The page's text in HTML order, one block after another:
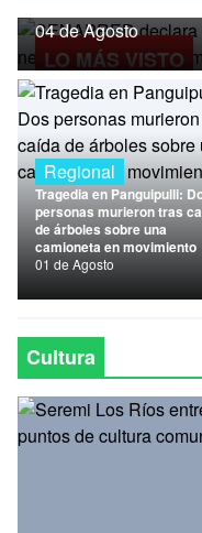
Inicio
Cultura
Deportes
Economía
Entrevistas
Nacional
Política
Regional
LO MÁS VISTO
04 de Agosto
Regional
Tragedia en Panguipulli:
personas murieron tras
de árboles sobre una
camioneta en movimiento
01 de Agosto
Cultura